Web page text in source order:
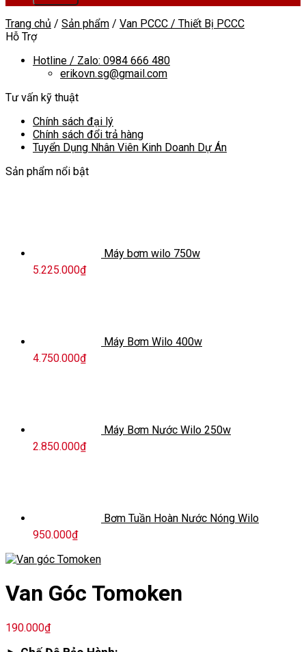
Trang chủ / Sản phẩm / Van PCCC / Thiết Bị PCCC
Hỗ Trợ
Hotline / Zalo: 0984 666 480
erikovn.sg@gmail.com
Tư vấn kỹ thuật
Chính sách đại lý
Chính sách đổi trả hàng
Tuyển Dụng Nhân Viên Kinh Doanh Dự Án
Sản phẩm nổi bật
Máy bơm wilo 750w
5.225.000₫
Máy Bơm Wilo 400w
4.750.000₫
Máy Bơm Nước Wilo 250w
2.850.000₫
Bơm Tuần Hoàn Nước Nóng Wilo
950.000₫
Van Góc Tomoken
190.000₫